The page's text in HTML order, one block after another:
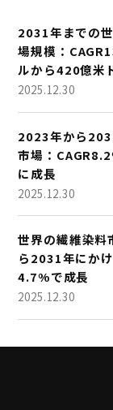
2031年までの
場規模：
ルから420億米
2025.12.30
2023年から
市場：
に成長
2025.12.30
世界の繊維染
ら2031年にか
4.7%で成長
2025.12.30